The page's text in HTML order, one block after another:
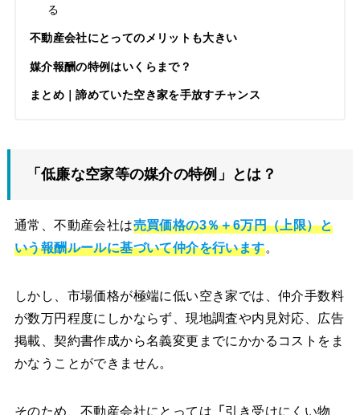
る
不動産会社にとってのメリットも大きい
媒介報酬の特例はいくらまで？
まとめ｜諦めていた空き家を手放すチャンス
「低廉な空家等の媒介の特例」とは？
通常、不動産会社は売買価格の3％＋6万円（上限）と
いう報酬ルールに基づいて仲介を行います。
しかし、市場価格が極端に低い空き家では、仲介手数料
が数万円程度にしかならず、現地調査や内見対応、広告
掲載、契約書作成から名義変更までにかかるコストをま
かなうことができません。
そのため、不動産会社にとっては 「 引き受けにくい物